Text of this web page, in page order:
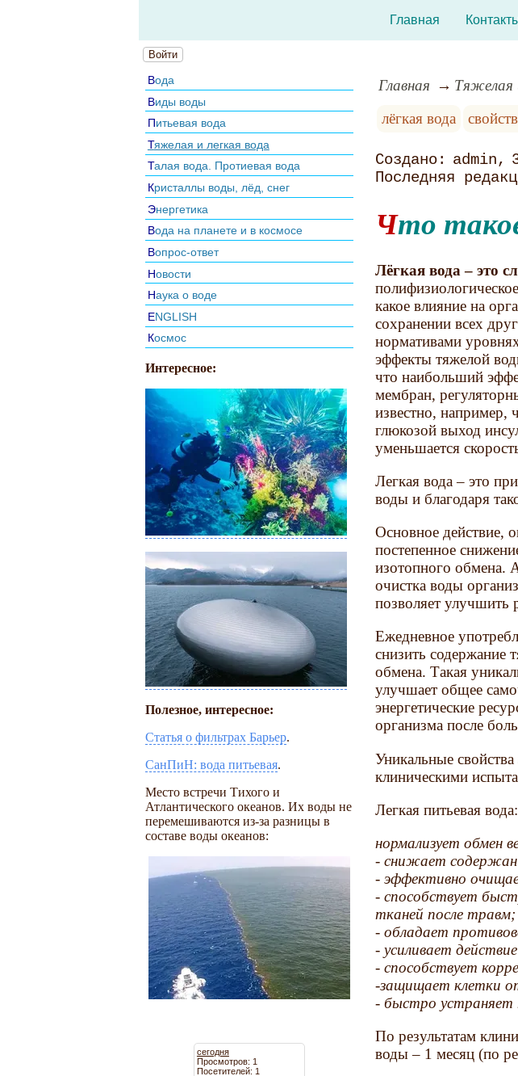
Главная
Войти
Вода
Виды воды
Питьевая вода
Тяжелая и легкая вода
Талая вода. Протиевая вода
Кристаллы воды, лёд, снег
Энергетика
Вода на планете и в космосе
Вопрос-ответ
Новости
Наука о воде
ENGLISH
Космос
Интересное:
Полезное, интересное:
Статья о фильтрах Барьер.
СанПиН: вода питьевая.
Место встречи Тихого и
Атлантического океанов. Их воды не
перемешиваются из-за разницы в
составе воды океанов:
сегодня
Просмотров: 1
Посетителей: 1
Главная Тяжелая
лёгкая вода
admin
Что
Лёгкая вода – это
какое влияние на
сохранении всех
нормативами
эффекты тяжелой
что наибольший
мембран,
известно, например,
глюкозой выход
уменьшается
Легкая вода – это
воды и благодаря
Основное действие,
постепенное
изотопного обмена.
очистка воды
позволяет улучшить
Ежедневное
снизить содержание
обмена. Такая
улучшает общее
энергетические
организма после
Уникальные
клиническими
Легкая питьевая вода:
нормализует обмен
- снижает
- эффективно
- способствует
тканей после травм;
- обладает
- усиливает
- способствует
-защищает клетки
- быстро устраняет
По результатам
воды – 1 месяц (по